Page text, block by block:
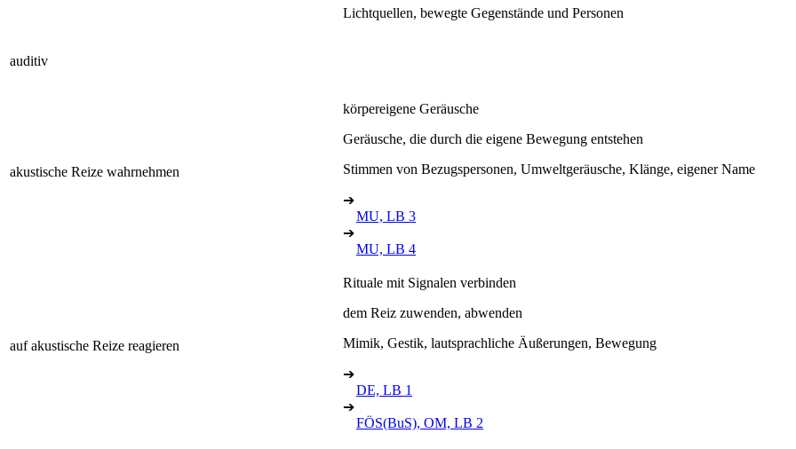
Lichtquellen, bewegte Gegenstände und Personen
auditiv
akustische Reize wahrnehmen
körpereigene Geräusche
Geräusche, die durch die eigene Bewegung entstehen
Stimmen von Bezugspersonen, Umweltgeräusche, Klänge, eigener Name
➔
MU, LB 3
➔
MU, LB 4
auf akustische Reize reagieren
Rituale mit Signalen verbinden
dem Reiz zuwenden, abwenden
Mimik, Gestik, lautsprachliche Äußerungen, Bewegung
➔
DE, LB 1
➔
FÖS(BuS), OM, LB 2